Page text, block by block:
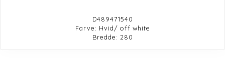
D489471540
Farve: Hvid/ off white
Bredde: 280